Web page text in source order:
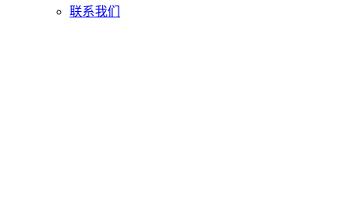
联系我们